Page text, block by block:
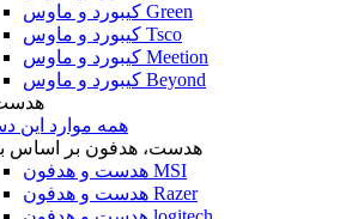
کیبورد و ماوس Green
کیبورد و ماوس Tsco
کیبورد و ماوس Meetion
کیبورد و ماوس Beyond
همه موارد این
هدست، هدفون بر اساس
هدست و هدفون MSI
هدست و هدفون Razer